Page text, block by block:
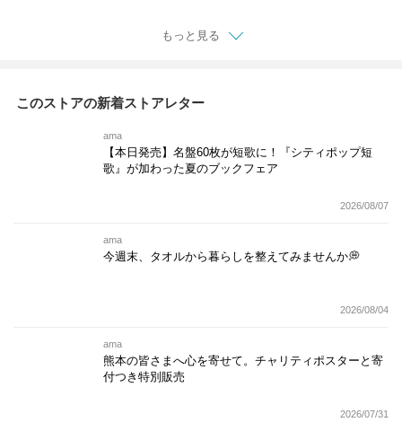
もっと見る
このストアの新着ストアレター
ama
【本日発売】名盤60枚が短歌に！『シティポップ短
歌』が加わった夏のブックフェア
2026/08/07
ama
今週末、タオルから暮らしを整えてみませんか💭
2026/08/04
ama
熊本の皆さまへ心を寄せて。チャリティポスターと寄
付つき特別販売
2026/07/31